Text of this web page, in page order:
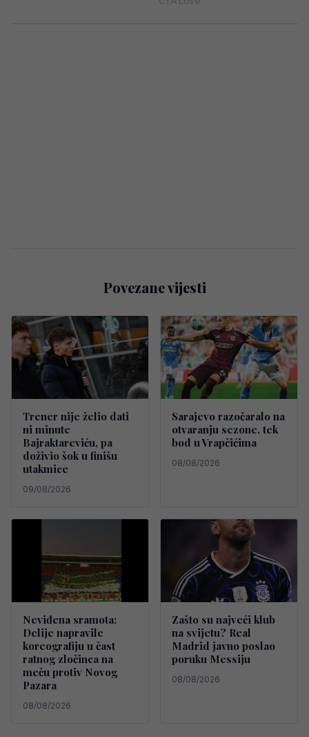
Povezane vijesti
Trener nije želio dati
ni minute
Bajraktareviću, pa
doživio šok u finišu
utakmice
09/08/2026
Sarajevo razočaralo na
otvaranju sezone, tek
bod u Vrapčićima
08/08/2026
Neviđena sramota:
Delije napravile
koreografiju u čast
ratnog zločinca na
meču protiv Novog
Pazara
08/08/2026
Zašto su najveći klub
na svijetu? Real
Madrid javno poslao
poruku Messiju
08/08/2026